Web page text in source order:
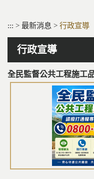
::: > 最新消息 > 行政宣導
行政宣導
全民監督公共工程施工